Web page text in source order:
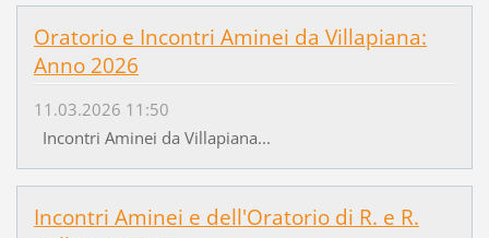
Oratorio e Incontri Aminei da Villapiana:
Anno 2026
11.03.2026 11:50
Incontri Aminei da Villapiana...
Incontri Aminei e dell'Oratorio di R. e R.